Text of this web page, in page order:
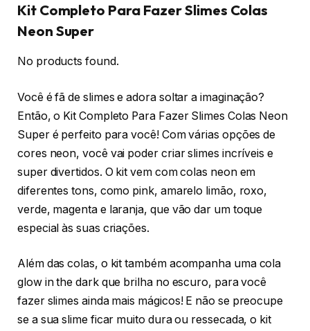
Kit Completo Para Fazer Slimes Colas
Neon Super
No products found.
Você é fã de slimes e adora soltar a imaginação?
Então, o Kit Completo Para Fazer Slimes Colas Neon
Super é perfeito para você! Com várias opções de
cores neon, você vai poder criar slimes incríveis e
super divertidos. O kit vem com colas neon em
diferentes tons, como pink, amarelo limão, roxo,
verde, magenta e laranja, que vão dar um toque
especial às suas criações.
Além das colas, o kit também acompanha uma cola
glow in the dark que brilha no escuro, para você
fazer slimes ainda mais mágicos! E não se preocupe
se a sua slime ficar muito dura ou ressecada, o kit